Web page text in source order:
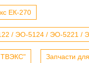
ЕК-270
/ ЭО-5124 / ЭО-5221 /
ТВЭКС" Запчасти